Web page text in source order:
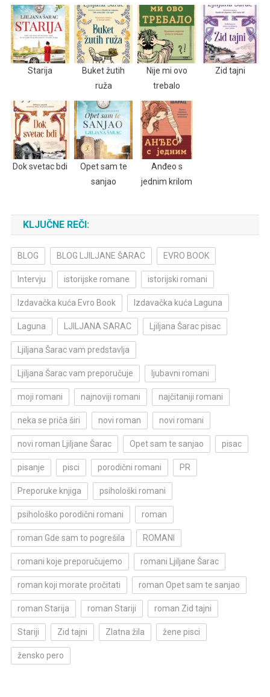
Starija
Buket žutih
ruža
Nije mi ovo
trebalo
Zid tajni
Dok svetac bdi
Opet sam te
sanjao
Anđeo s
jednim krilom
KLJUČNE REČI:
BLOG BLOG LJILJANE ŠARAC EVRO BOOK
Intervju istorijske romane istorijski romani
Izdavačka kuća Evro Book Izdavačka kuća Laguna
Laguna LJILJANA SARAC Ljiljana Šarac pisac
Ljiljana Šarac vam predstavlja
Ljiljana Šarac vam preporučuje ljubavni romani
moji romani najnoviji romani najčitaniji romani
neka se priča širi novi roman novi romani
novi roman Ljiljane Šarac Opet sam te sanjao pisac
pisanje pisci porodični romani PR
Preporuke knjiga psihološki romani
psihološko porodični romani roman
roman Gde sam to pogrešila ROMANI
romani koje preporučujemo romani Ljiljane Šarac
roman koji morate pročitati roman Opet sam te sanjao
roman Starija roman Stariji roman Zid tajni
Stariji Zid tajni Zlatna žila žene pisci
žensko pero